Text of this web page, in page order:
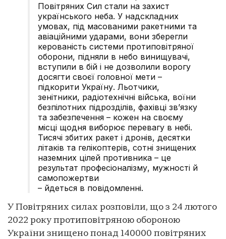
Повітряних Сил стали на захист
українського неба. У надскладних
умовах, під масованими ракетними та
авіаційними ударами, вони зберегли
керованість системи протиповітряної
оборони, підняли в небо винищувачі,
вступили в бій і не дозволили ворогу
досягти своєї головної мети –
підкорити Україну. Льотчики,
зенітники, радіотехнічні війська, воїни
безпілотних підрозділів, фахівці зв’язку
та забезпечення – кожен на своєму
місці щодня виборює перевагу в небі.
Тисячі збитих ракет і дронів, десятки
літаків та гелікоптерів, сотні знищених
наземних цілей противника – це
результат професіоналізму, мужності й
самопожертви
– йдеться в повідомленні.
У Повітряних силах розповіли, що з 24 лютого
2022 року протиповітряною обороною
України знищено понад 140000 повітряних